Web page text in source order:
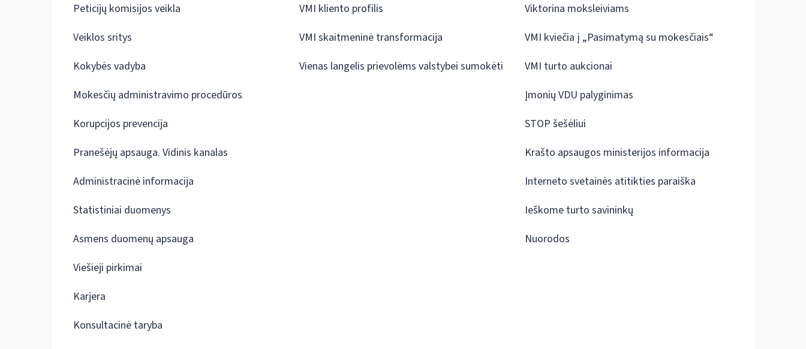
Peticijų komisijos veikla
Veiklos sritys
Kokybės vadyba
Mokesčių administravimo procedūros
Korupcijos prevencija
Pranešėjų apsauga. Vidinis kanalas
Administracinė informacija
Statistiniai duomenys
Asmens duomenų apsauga
Viešieji pirkimai
Karjera
Konsultacinė taryba
VMI kliento profilis
VMI skaitmeninė transformacija
Vienas langelis prievolėms valstybei sumokėti
Viktorina moksleiviams
VMI kviečia į „Pasimatymą su mokesčiais“
VMI turto aukcionai
Įmonių VDU palyginimas
STOP šešėliui
Krašto apsaugos ministerijos informacija
Interneto svetainės atitikties paraiška
Ieškome turto savininkų
Nuorodos